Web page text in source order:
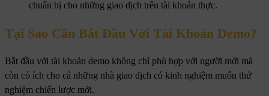
chuẩn bị cho những giao dịch trên tài khoản thực.
Tại Sao Cần Bắt Đầu Với Tài Khoản Demo?
Bắt đầu với tài khoản demo không chỉ phù hợp với người mới mà
còn có ích cho cả những nhà giao dịch có kinh nghiệm muốn thử
nghiệm chiến lược mới.